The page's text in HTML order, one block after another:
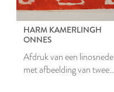
HARM KAMERLINGH
ONNES
Afdruk van een linosnede
met afbeelding van twee